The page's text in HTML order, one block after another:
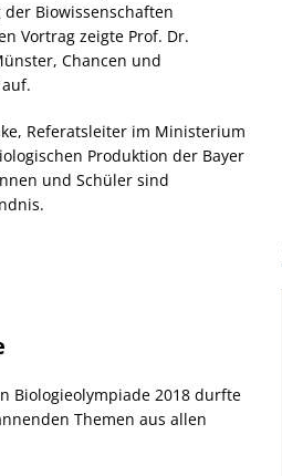
Biowissenschaften
Vortrag zeigte Prof. Dr.
Chancen und
Referatsleiter im Ministerium
Produktion der Bayer
und Schüler sind
Biologieolympiade 2018 durfte
Themen aus allen